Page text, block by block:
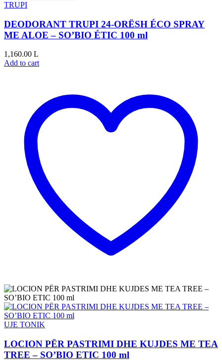
TRUPI
DEODORANT TRUPI 24-ORËSH ÉCO SPRAY
ME ALOE – SO’BIO ÉTIC 100 ml
1,160.00 L
Add to cart
UJE TONIK
LOCION PËR PASTRIMI DHE KUJDES ME TEA
TREE – SO’BIO ETIC 100 ml